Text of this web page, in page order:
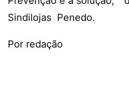
Sindilojas Penedo.
Por redação